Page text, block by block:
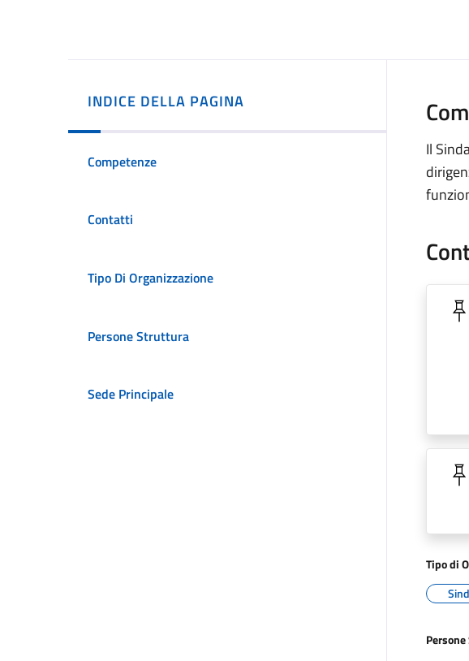
INDICE DELLA PAGINA
Competenze
Contatti
Tipo Di Organizzazione
Persone Struttura
Sede Principale
Il
Tipo di